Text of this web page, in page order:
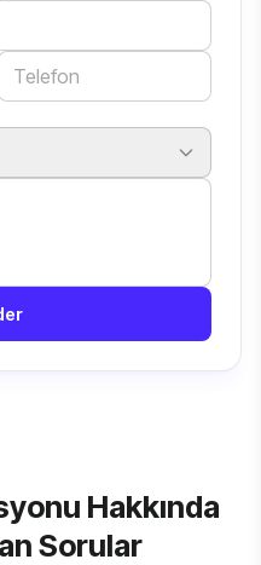
Hakkında
Sorular